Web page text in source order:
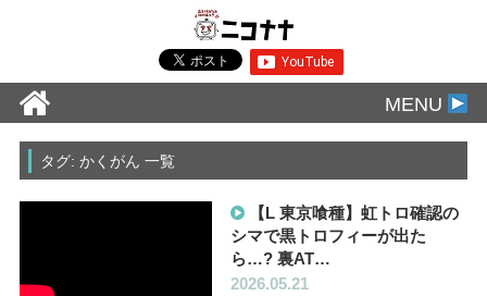
MENU
タグ: かくがん 一覧
【L 東京喰種】虹トロ確認の
シマで黒トロフィーが出た
ら…? 裏AT…
2026.05.21